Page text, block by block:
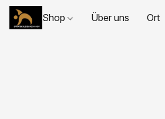
Shop Über uns Ort